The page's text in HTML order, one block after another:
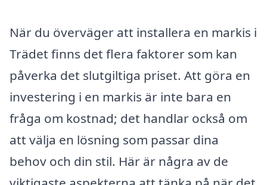
När du överväger att installera en markis i
Trädet finns det flera faktorer som kan
påverka det slutgiltiga priset. Att göra en
investering i en markis är inte bara en
fråga om kostnad; det handlar också om
att välja en lösning som passar dina
behov och din stil. Här är några av de